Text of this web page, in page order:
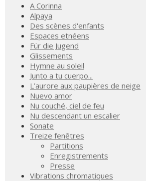
A Corinna
Alpaya
Des scènes d'enfants
Espaces etnéens
Für die Jugend
Glissements
Hymne au soleil
Junto a tu cuerpo...
L’aurore aux paupières de neige
Nuevo amor
Nu couché, ciel de feu
Nu descendant un escalier
Sonate
Treize fenêtres
Partitions
Enregistrements
Presse
Vibrations chromatiques